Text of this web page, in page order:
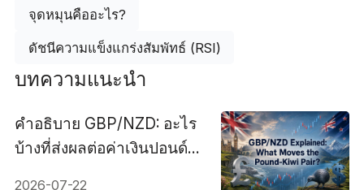
จุดหมุนคืออะไร?
ดัชนีความแข็งแกร่งสัมพัทธ์ (RSI)
บทความแนะนำ
คำอธิบาย GBP/NZD: อะไร
บ้างที่ส่งผลต่อค่าเงินปอนด์
2026-07-22